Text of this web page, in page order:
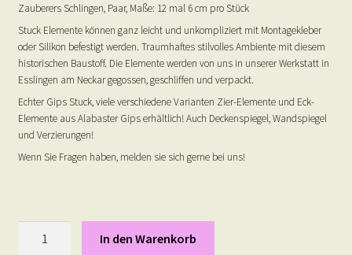
Zauberers Schlingen, Paar, Maße: 12 mal 6 cm pro Stück
Stuck Elemente können ganz leicht und unkompliziert mit Montagekleber
oder Silikon befestigt werden. Traumhaftes stilvolles Ambiente mit diesem
historischen Baustoff. Die Elemente werden von uns in unserer Werkstatt in
Esslingen am Neckar gegossen, geschliffen und verpackt.
Echter Gips Stuck, viele verschiedene Varianten Zier-Elemente und Eck-
Elemente aus Alabaster Gips erhältlich! Auch Deckenspiegel, Wandspiegel
und Verzierungen!
Wenn Sie Fragen haben, melden sie sich gerne bei uns!
In den Warenkorb